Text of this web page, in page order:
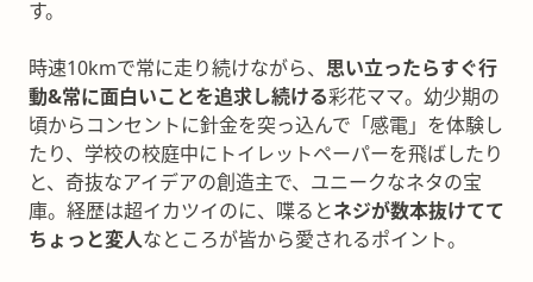
す。
時速10kmで常に走り続けながら、 思い立ったらすぐ行
動&常に面白いことを追求し続ける彩花ママ。幼少期の
頃からコンセントに針金を突っ込んで「感電」を体験し
たり、学校の校庭中にトイレットペーパーを飛ばしたり
と、奇抜なアイデアの創造主で、ユニークなネタの宝
庫。経歴は超イカツイのに、喋るとネジが数本抜けてて
ちょっと変人なところが皆から愛されるポイント。